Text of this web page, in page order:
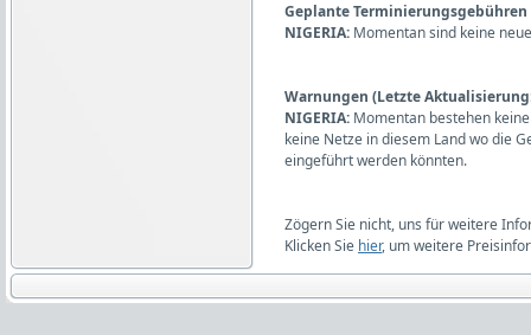
Geplante
NIGERIA: Momentan sind keine
Warnungen (Letzte
NIGERIA: Momentan bestehen
keine Netze in diesem Land wo die
eingeführt werden könnten.
Zögern Sie nicht, uns für weitere
Klicken Sie hier, um weitere